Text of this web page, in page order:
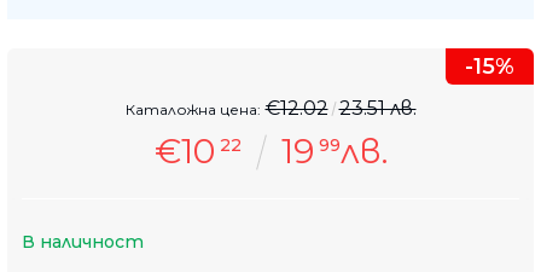
-15%
€10 22 19 99лв.
Каталожна цена: €12.02 23.51 лв.
В наличност